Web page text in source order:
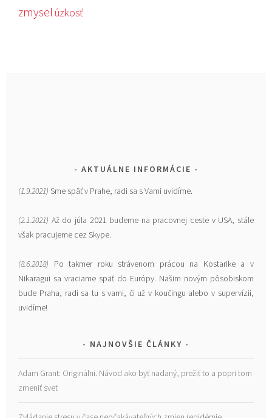
zmysel úzkosť
AKTUÁLNE INFORMÁCIE
(1.9.2021) Sme späť v Prahe, radi sa s Vami uvidíme.
(2.1.2021) Až do júla 2021 budeme na pracovnej ceste v USA, stále
však pracujeme cez Skype.
(8.6.2018) Po takmer roku strávenom prácou na Kostarike a v
Nikaragui sa vraciame späť do Európy. Našim novým pôsobiskom
bude Praha, radi sa tu s vami, či už v koučingu alebo v supervízii,
uvidíme!
NAJNOVŠIE ČLÁNKY
Adam Grant: Originálni. Návod ako byť nadaný, prežiť to a popri tom
zmeniť svet